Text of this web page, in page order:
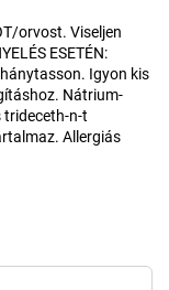
orvost. Viseljen
ESETÉN:
Igyon kis
Nátrium-
trideceth-n-t
Allergiás